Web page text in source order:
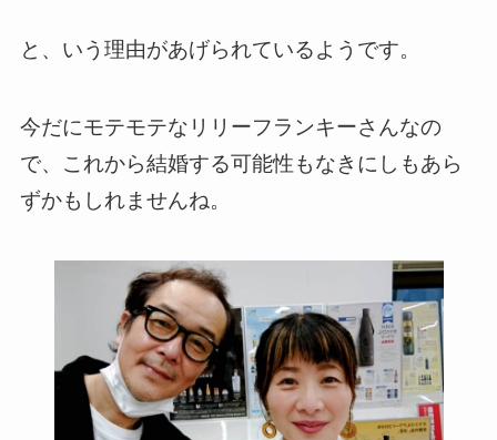
と、いう理由があげられているようです。
今だにモテモテなリリーフランキーさんなの
で、これから結婚する可能性もなきにしもあら
ずかもしれませんね。